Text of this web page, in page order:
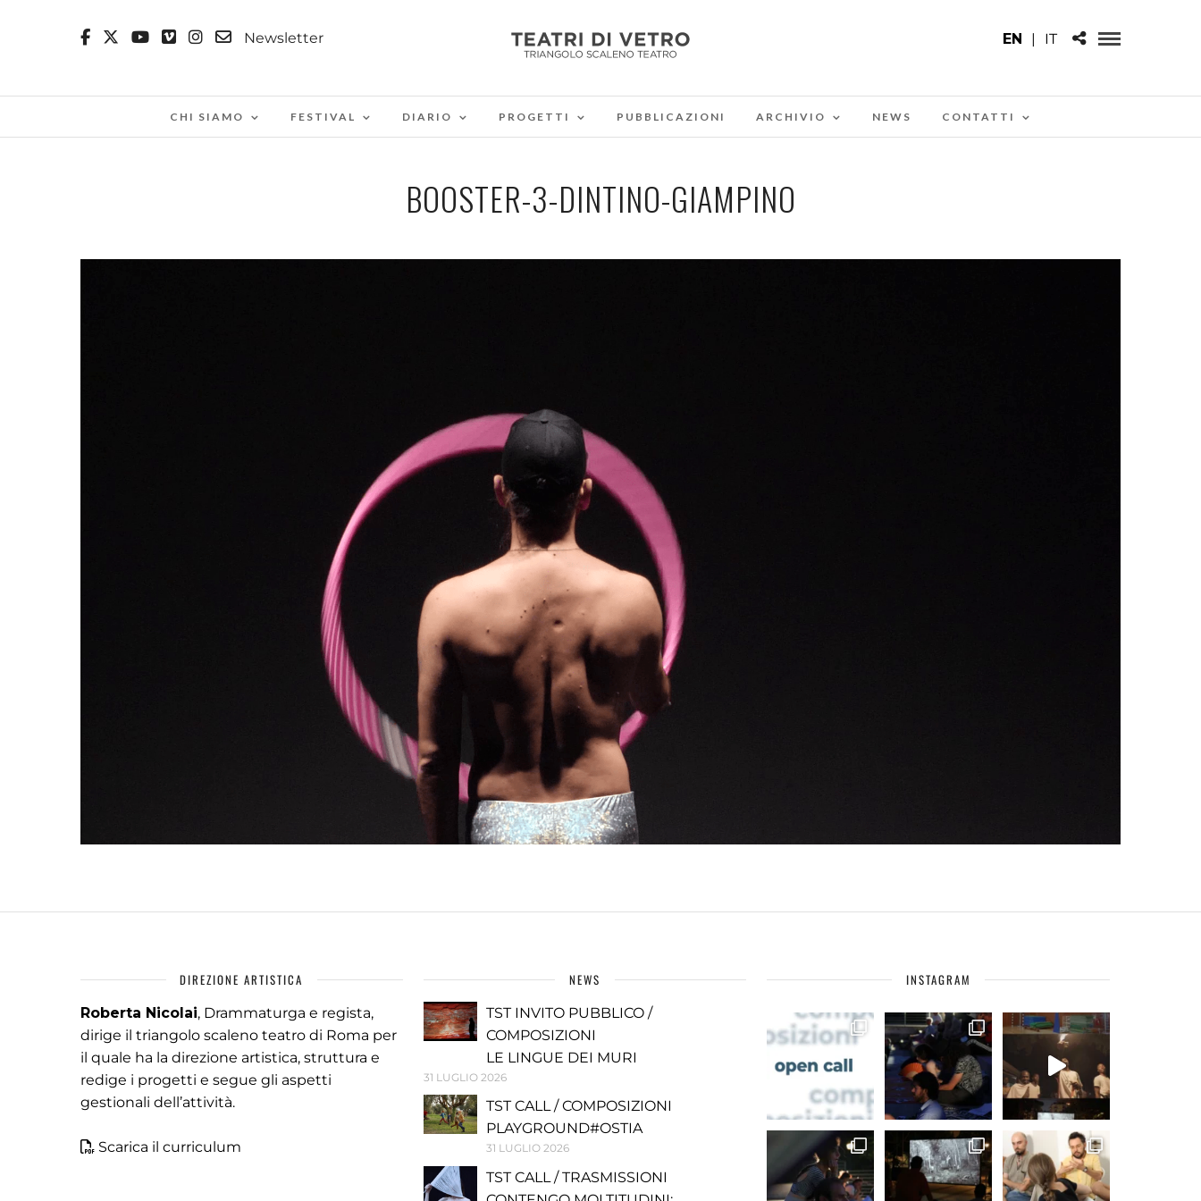
Newsletter EN | IT
CHI SIAMO FESTIVAL DIARIO PROGETTI PUBBLICAZIONI ARCHIVIO NEWS CONTATTI
BOOSTER-3-DINTINO-GIAMPINO
DIREZIONE ARTISTICA
Roberta Nicolai, Drammaturga e regista,
dirige il triangolo scaleno teatro di Roma per
il quale ha la direzione artistica, struttura e
redige i progetti e segue gli aspetti
gestionali dell’attività.
Scarica il curriculum
NEWS
TST INVITO PUBBLICO /
COMPOSIZIONI
LE LINGUE DEI MURI
31 LUGLIO 2026
TST CALL / COMPOSIZIONI
PLAYGROUND#OSTIA
31 LUGLIO 2026
TST CALL / TRASMISSIONI
INSTAGRAM